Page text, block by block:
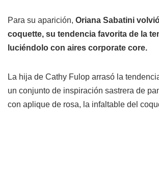
Para su aparición, Oriana Sabatini
coquette, su tendencia favorita de la
luciéndolo con aires corporate core.
La hija de Cathy Fulop arrasó la
un conjunto de inspiración sastrera de
con aplique de rosa, la infaltable del